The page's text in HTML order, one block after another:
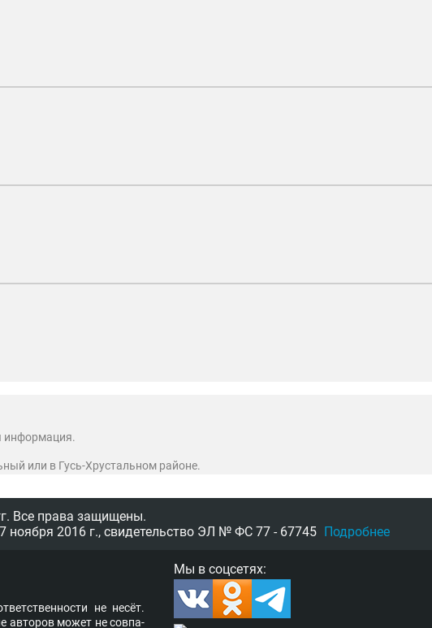
информация.
или в Гусь-Хрустальном районе.
Все права защищены.
ноября 2016 г., свидетельство ЭЛ № ФС 77 - 67745 Подробнее
Мы в соцсетях:
не несёт.
ав­то­ров мо­жет не сов­па­